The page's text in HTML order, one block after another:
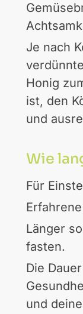
Je nach
Honig
ist, den
und
Wie
Für
Länger
fasten.
Die
und